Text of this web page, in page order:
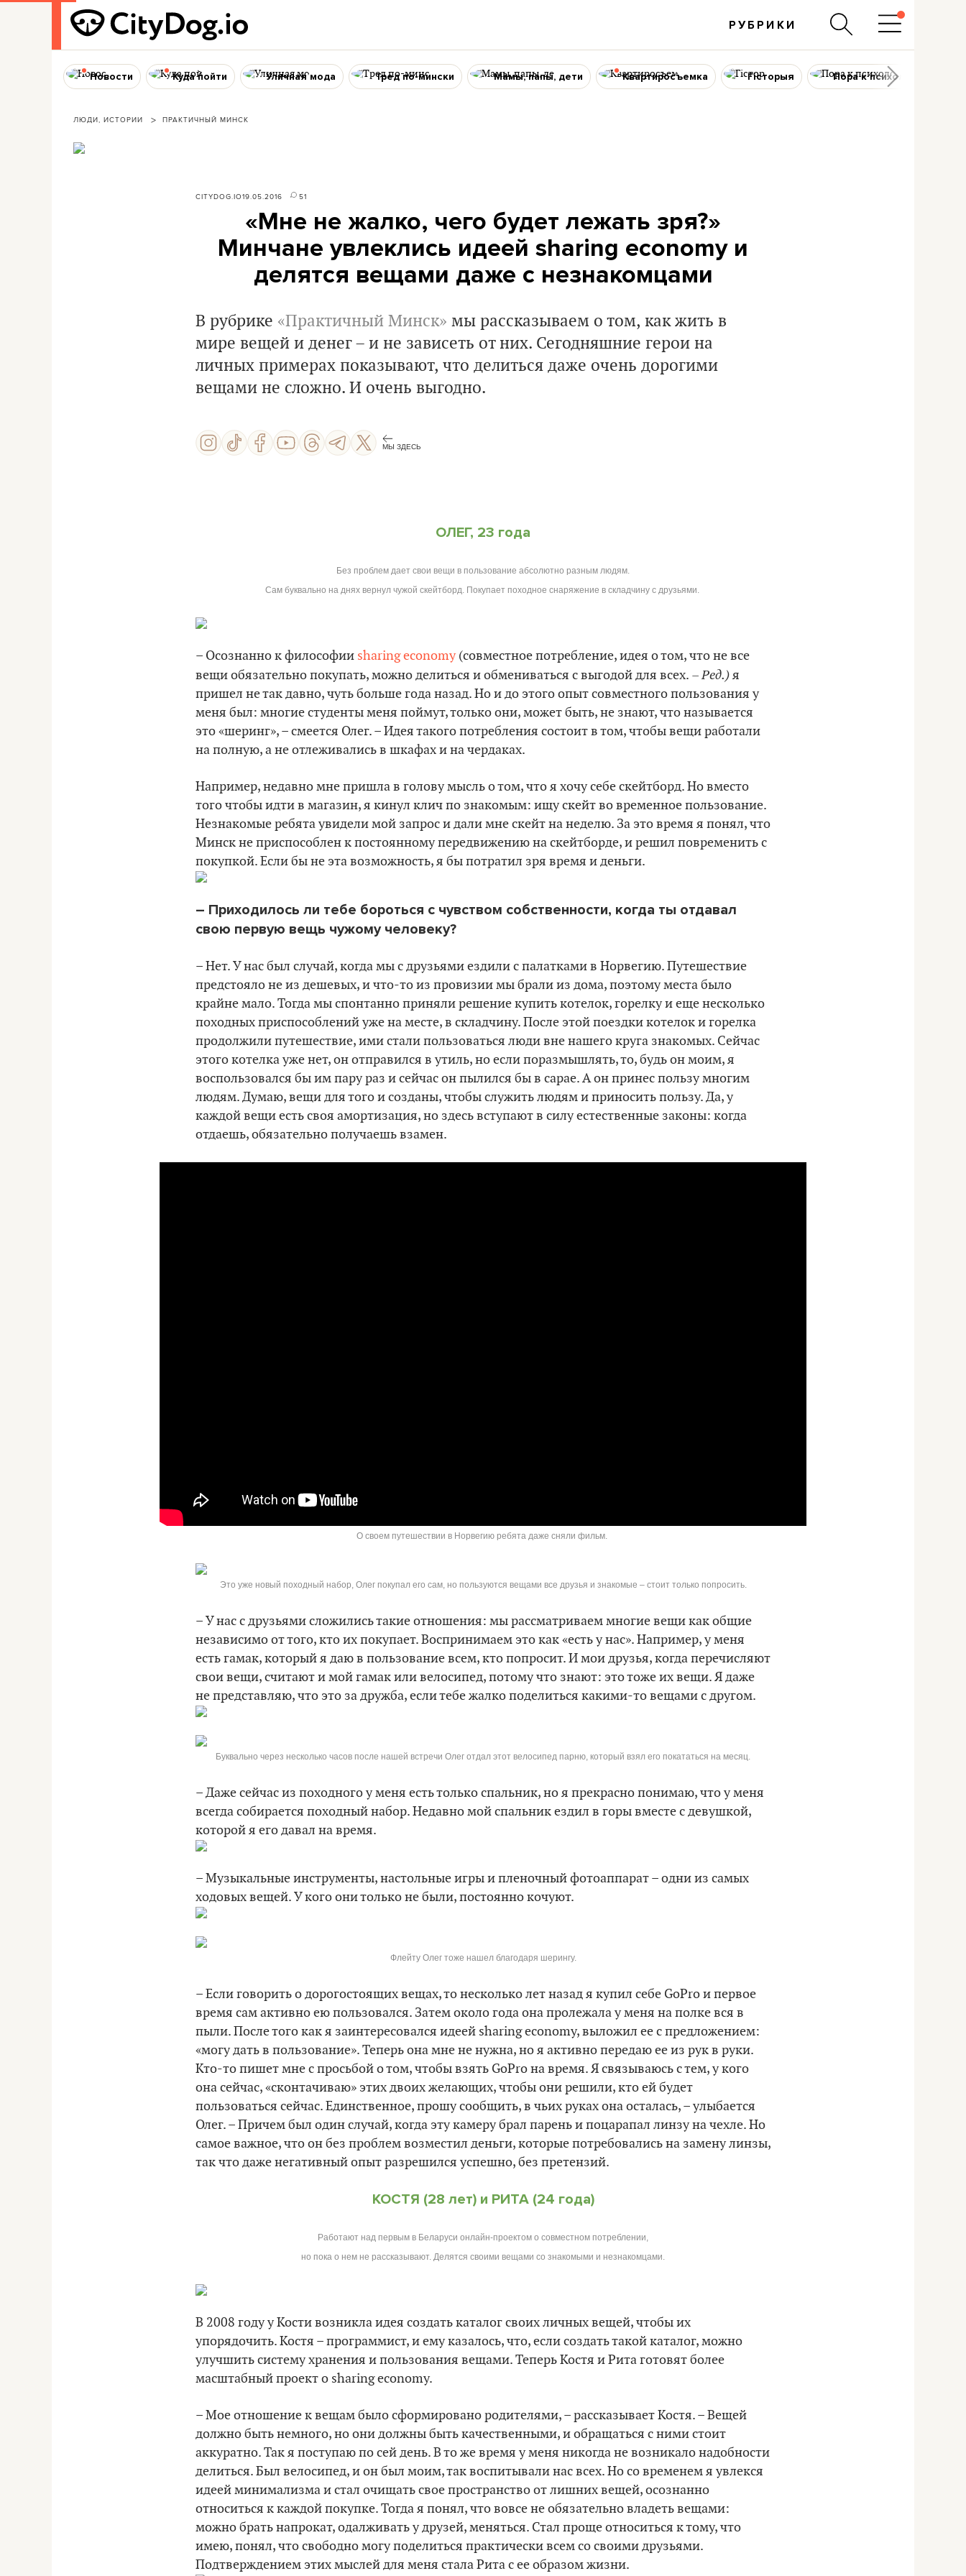
РУБРИКИ
Новости Куда пойти Уличная мода Тред по-мински Мамы, папы, дети Квартиросъемка Гісторыя Пора к психологу
ЛЮДИ, ИСТОРИИ ПРАКТИЧНЫЙ МИНСК
CITYDOG.IO19.05.2016 51
«Мне не жалко, чего будет лежать зря?»
Минчане увлеклись идеей sharing economy и
делятся вещами даже с незнакомцами
В рубрике «Практичный Минск» мы рассказываем о том, как жить в
мире вещей и денег – и не зависеть от них. Сегодняшние герои на
личных примерах показывают, что делиться даже очень дорогими
вещами не сложно. И очень выгодно.
МЫ ЗДЕСЬ
ОЛЕГ, 23 года
Без проблем дает свои вещи в пользование абсолютно разным людям.
Сам буквально на днях вернул чужой скейтборд. Покупает походное снаряжение в складчину с друзьями.
– Осознанно к философии sharing economy(совместное потребление, идея о том, что не все
вещи обязательно покупать, можно делиться и обмениваться с выгодой для всех. – Ред.)я
пришел не так давно, чуть больше года назад. Но и до этого опыт совместного пользования у
меня был: многие студенты меня поймут, только они, может быть, не знают, что называется
это «шеринг», – смеется Олег. – Идея такого потребления состоит в том, чтобы вещи работали
на полную, а не отлеживались в шкафах и на чердаках.
Например, недавно мне пришла в голову мысль о том, что я хочу себе скейтборд. Но вместо
того чтобы идти в магазин, я кинул клич по знакомым: ищу скейт во временное пользование.
Незнакомые ребята увидели мой запрос и дали мне скейт на неделю. За это время я понял, что
Минск не приспособлен к постоянному передвижению на скейтборде, и решил повременить с
покупкой. Если бы не эта возможность, я бы потратил зря время и деньги.
– Приходилось ли тебе бороться с чувством собственности, когда ты отдавал
свою первую вещь чужому человеку?
– Нет. У нас был случай, когда мы с друзьями ездили с палатками в Норвегию. Путешествие
предстояло не из дешевых, и что-то из провизии мы брали из дома, поэтому места было
крайне мало. Тогда мы спонтанно приняли решение купить котелок, горелку и еще несколько
походных приспособлений уже на месте, в складчину. После этой поездки котелок и горелка
продолжили путешествие, ими стали пользоваться люди вне нашего круга знакомых. Сейчас
этого котелка уже нет, он отправился в утиль, но если поразмышлять, то, будь он моим, я
воспользовался бы им пару раз и сейчас он пылился бы в сарае. А он принес пользу многим
людям. Думаю, вещи для того и созданы, чтобы служить людям и приносить пользу. Да, у
каждой вещи есть своя амортизация, но здесь вступают в силу естественные законы: когда
отдаешь, обязательно получаешь взамен.
О своем путешествии в Норвегию ребята даже сняли фильм.
Это уже новый походный набор, Олег покупал его сам, но пользуются вещами все друзья и знакомые – стоит только попросить.
– У нас с друзьями сложились такие отношения: мы рассматриваем многие вещи как общие
независимо от того, кто их покупает. Воспринимаем это как «есть у нас». Например, у меня
есть гамак, который я даю в пользование всем, кто попросит. И мои друзья, когда перечисляют
свои вещи, считают и мой гамак или велосипед, потому что знают: это тоже их вещи. Я даже
не представляю, что это за дружба, если тебе жалко поделиться какими-то вещами с другом.
Буквально через несколько часов после нашей встречи Олег отдал этот велосипед парню, который взял его покататься на месяц.
– Даже сейчас из походного у меня есть только спальник, но я прекрасно понимаю, что у меня
всегда собирается походный набор. Недавно мой спальник ездил в горы вместе с девушкой,
которой я его давал на время.
– Музыкальные инструменты, настольные игры и пленочный фотоаппарат – одни из самых
ходовых вещей. У кого они только не были, постоянно кочуют.
Флейту Олег тоже нашел благодаря шерингу.
– Если говорить о дорогостоящих вещах, то несколько лет назад я купил себе GoPro и первое
время сам активно ею пользовался. Затем около года она пролежала у меня на полке вся в
пыли. После того как я заинтересовался идеей sharing economy, выложил ее с предложением:
«могу дать в пользование». Теперь она мне не нужна, но я активно передаю ее из рук в руки.
Кто-то пишет мне с просьбой о том, чтобы взять GoPro на время. Я связываюсь с тем, у кого
она сейчас, «сконтачиваю» этих двоих желающих, чтобы они решили, кто ей будет
пользоваться сейчас. Единственное, прошу сообщить, в чьих руках она осталась, – улыбается
Олег. – Причем был один случай, когда эту камеру брал парень и поцарапал линзу на чехле. Но
самое важное, что он без проблем возместил деньги, которые потребовались на замену линзы,
так что даже негативный опыт разрешился успешно, без претензий.
КОСТЯ (28 лет) и РИТА (24 года)
Работают над первым в Беларуси онлайн-проектом о совместном потреблении,
но пока о нем не рассказывают. Делятся своими вещами со знакомыми и незнакомцами.
В 2008 году у Кости возникла идея создать каталог своих личных вещей, чтобы их
упорядочить. Костя – программист, и ему казалось, что, если создать такой каталог, можно
улучшить систему хранения и пользования вещами. Теперь Костя и Рита готовят более
масштабный проект о sharing economy.
– Мое отношение к вещам было сформировано родителями, – рассказывает Костя. – Вещей
должно быть немного, но они должны быть качественными, и обращаться с ними стоит
аккуратно. Так я поступаю по сей день. В то же время у меня никогда не возникало надобности
делиться. Был велосипед, и он был моим, так воспитывали нас всех. Но со временем я увлекся
идеей минимализма и стал очищать свое пространство от лишних вещей, осознанно
относиться к каждой покупке. Тогда я понял, что вовсе не обязательно владеть вещами:
можно брать напрокат, одалживать у друзей, меняться. Стал проще относиться к тому, что
имею, понял, что свободно могу поделиться практически всем со своими друзьями.
Подтверждением этих мыслей для меня стала Рита с ее образом жизни.